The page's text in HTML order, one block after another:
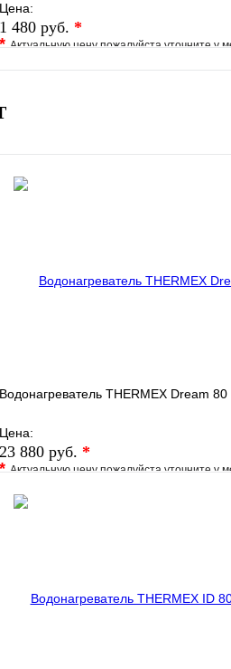
Цена:
1 480 руб. *
*Актуальную цену пожалуйста уточните у
В избранное
В корзину
Водонагреватель THERMEX Dream 80
Цена:
23 880 руб. *
*Актуальную цену пожалуйста уточните у
В избранное